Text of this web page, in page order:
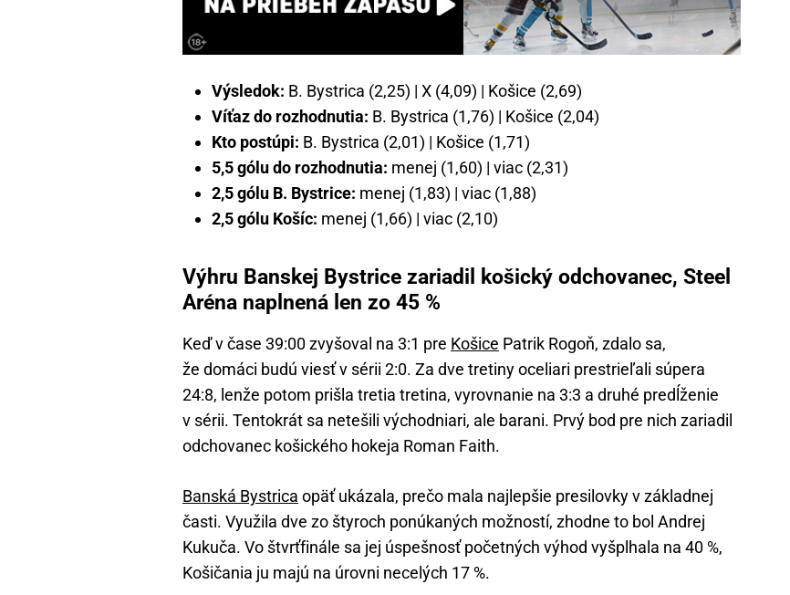
Výsledok: B. Bystrica (2,25) | X (4,09) | Košice (2,69)
Víťaz do rozhodnutia: B. Bystrica (1,76) | Košice (2,04)
Kto postúpi: B. Bystrica (2,01) | Košice (1,71)
5,5 gólu do rozhodnutia: menej (1,60) | viac (2,31)
2,5 gólu B. Bystrice: menej (1,83) | viac (1,88)
2,5 gólu Košíc: menej (1,66) | viac (2,10)
Výhru Banskej Bystrice zariadil košický odchovanec, Steel
Aréna naplnená len zo 45 %
Keď v čase 39:00 zvyšoval na 3:1 pre Košice Patrik Rogoň, zdalo sa,
že domáci budú viesť v sérii 2:0. Za dve tretiny oceliari prestrieľali súpera
24:8, lenže potom prišla tretia tretina, vyrovnanie na 3:3 a druhé predĺženie
v sérii. Tentokrát sa netešili východniari, ale barani. Prvý bod pre nich zariadil
odchovanec košického hokeja Roman Faith.
Banská Bystrica opäť ukázala, prečo mala najlepšie presilovky v základnej
časti. Využila dve zo štyroch ponúkaných možností, zhodne to bol Andrej
Kukuča. Vo štvrťfinále sa jej úspešnosť početných výhod vyšplhala na 40 %,
Košičania ju majú na úrovni necelých 17 %.